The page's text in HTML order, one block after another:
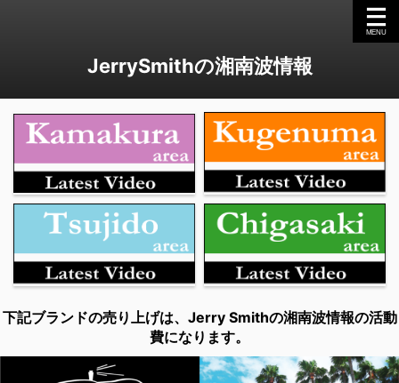
JerrySmithの湘南波情報
下記ブランドの売り上げは、Jerry Smithの湘南波情報の活動
費になります。